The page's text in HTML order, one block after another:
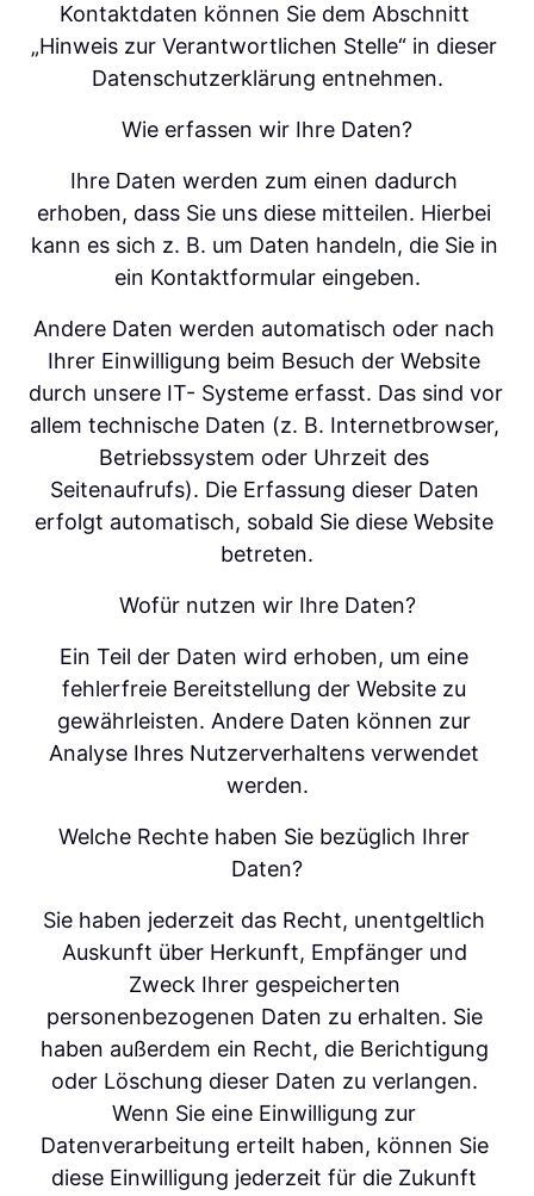
Kontaktdaten können Sie dem Abschnitt
„Hinweis zur Verantwortlichen Stelle“ in dieser
Datenschutzerklärung entnehmen.
Wie erfassen wir Ihre Daten?
Ihre Daten werden zum einen dadurch
erhoben, dass Sie uns diese mitteilen. Hierbei
kann es sich z. B. um Daten handeln, die Sie in
ein Kontaktformular eingeben.
Andere Daten werden automatisch oder nach
Ihrer Einwilligung beim Besuch der Website
durch unsere IT- Systeme erfasst. Das sind vor
allem technische Daten (z. B. Internetbrowser,
Betriebssystem oder Uhrzeit des
Seitenaufrufs). Die Erfassung dieser Daten
erfolgt automatisch, sobald Sie diese Website
betreten.
Wofür nutzen wir Ihre Daten?
Ein Teil der Daten wird erhoben, um eine
fehlerfreie Bereitstellung der Website zu
gewährleisten. Andere Daten können zur
Analyse Ihres Nutzerverhaltens verwendet
werden.
Welche Rechte haben Sie bezüglich Ihrer
Daten?
Sie haben jederzeit das Recht, unentgeltlich
Auskunft über Herkunft, Empfänger und
Zweck Ihrer gespeicherten
personenbezogenen Daten zu erhalten. Sie
haben außerdem ein Recht, die Berichtigung
oder Löschung dieser Daten zu verlangen.
Wenn Sie eine Einwilligung zur
Datenverarbeitung erteilt haben, können Sie
diese Einwilligung jederzeit für die Zukunft